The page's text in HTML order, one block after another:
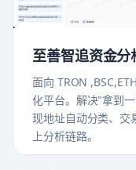
至善智追资金
面向 TRON
化平台。解决"拿到
现地址自动分类、交
上分析链路。